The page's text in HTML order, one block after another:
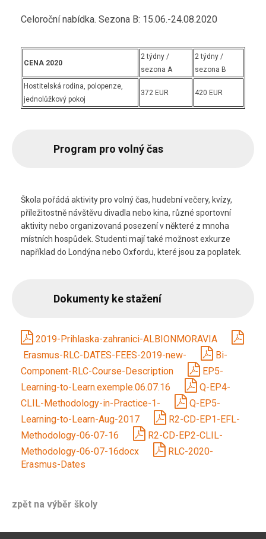
Celoroční nabídka. Sezona B: 15.06.-24.08.2020
CENA 2020
2 týdny /
sezona A
2 týdny /
sezona B
Hostitelská rodina, polopenze,
jednolůžkový pokoj
372 EUR 420 EUR
Program pro volný čas
Škola pořádá aktivity pro volný čas, hudební večery, kvízy,
příležitostně návštěvu divadla nebo kina, různé sportovní
aktivity nebo organizovaná posezení v některé z mnoha
místních hospůdek. Studenti mají také možnost exkurze
například do Londýna nebo Oxfordu, které jsou za poplatek.
Dokumenty ke stažení
2019-Prihlaska-zahranici-ALBIONMORAVIA
Erasmus-RLC-DATES-FEES-2019-new-
Bi-
Component-RLC-Course-Description
EP5-
Learning-to-Learn.exemple.06.07.16
Q-EP4-
CLIL-Methodology-in-Practice-1-
Q-EP5-
Learning-to-Learn-Aug-2017
R2-CD-EP1-EFL-
Methodology-06-07-16
R2-CD-EP2-CLIL-
Methodology-06-07-16docx
RLC-2020-
Erasmus-Dates
zpět na výběr školy